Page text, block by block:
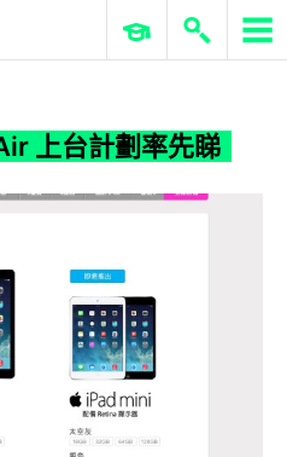
ERP 與商業 AI
上台計劃率先睇